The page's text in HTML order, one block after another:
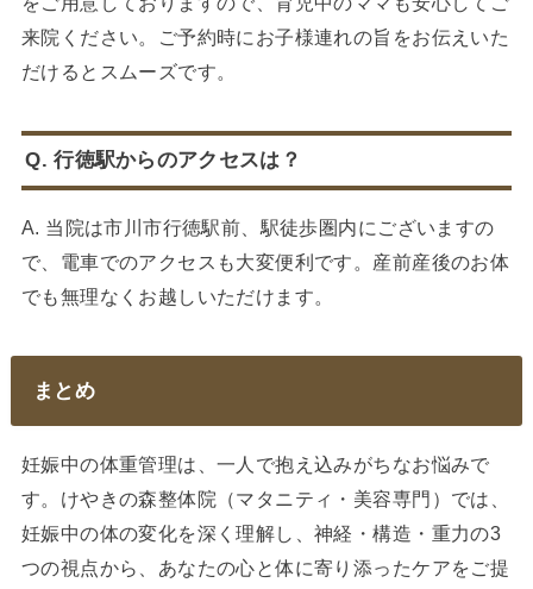
来院ください。ご予約時にお子様連れの旨をお伝えいた
だけるとスムーズです。
Q. 行徳駅からのアクセスは？
A. 当院は市川市行徳駅前、駅徒歩圏内にございますの
で、電車でのアクセスも大変便利です。産前産後のお体
でも無理なくお越しいただけます。
まとめ
妊娠中の体重管理は、一人で抱え込みがちなお悩みで
す。けやきの森整体院（マタニティ・美容専門）では、
妊娠中の体の変化を深く理解し、神経・構造・重力の3
つの視点から、あなたの心と体に寄り添ったケアをご提